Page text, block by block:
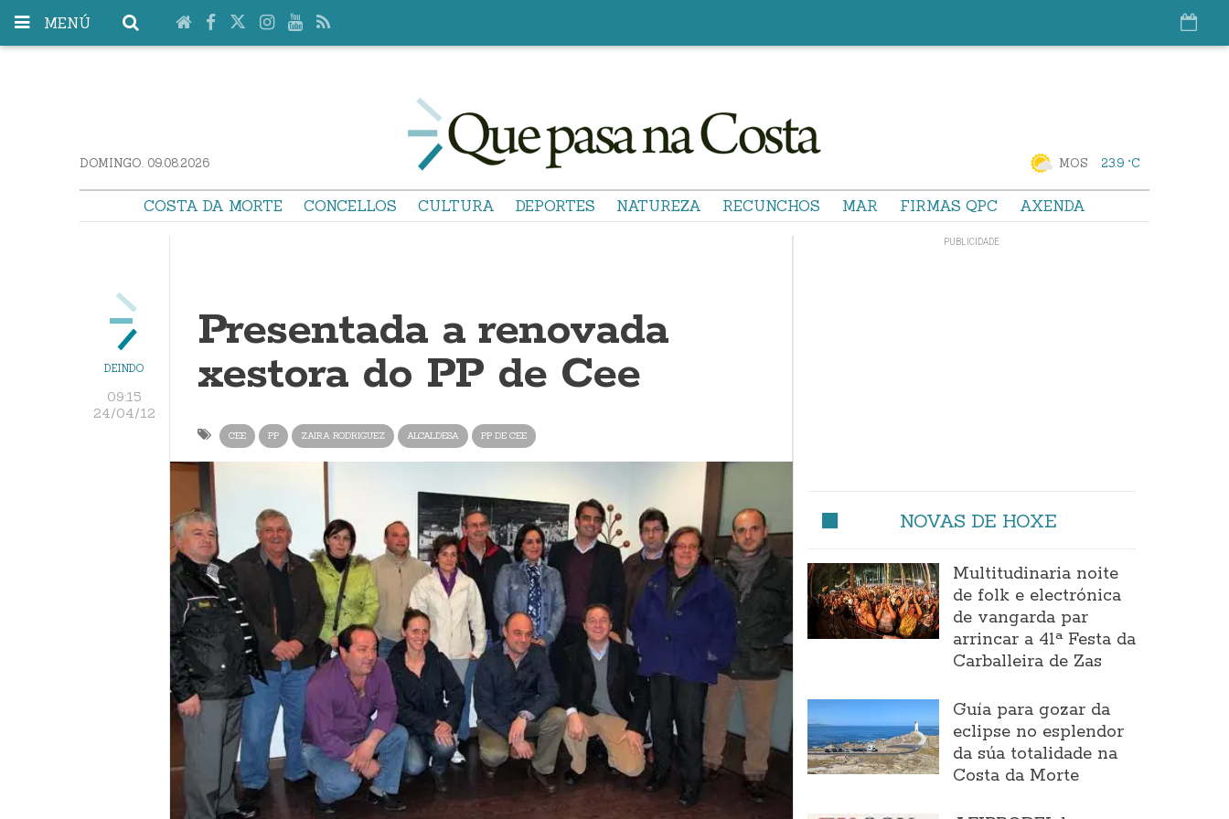
MENÚ
DOMINGO. 09.08.2026 MOS 23.9 °C
COSTA DA MORTE CONCELLOS CULTURA DEPORTES NATUREZA RECUNCHOS MAR FIRMAS QPC AXENDA
DEINDO
09:15
24/04/12
Presentada a renovada
xestora do PP de Cee
CEE PP ZAIRA RODRIGUEZ ALCALDESA PP DE CEE
NOVAS DE HOXE
Multitudinaria noite
de folk e electrónica
de vangarda par
arrincar a 41ª Festa da
Carballeira de Zas
Guía para gozar da
eclipse no esplendor
da súa totalidade na
Costa da Morte